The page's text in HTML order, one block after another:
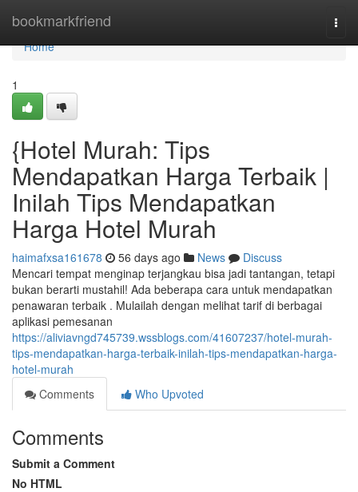
bookmarkfriend
Home
Home
1
{Hotel Murah: Tips
Mendapatkan Harga Terbaik |
Inilah Tips Mendapatkan
Harga Hotel Murah
haimafxsa161678 56 days ago News
Discuss
Mencari tempat menginap terjangkau bisa jadi tantangan, tetapi
bukan berarti mustahil! Ada beberapa cara untuk mendapatkan
penawaran terbaik . Mulailah dengan melihat tarif di berbagai
aplikasi pemesanan
https://aliviavngd745739.wssblogs.com/41607237/hotel-murah-
tips-mendapatkan-harga-terbaik-inilah-tips-mendapatkan-harga-
hotel-murah
Comments
Who Upvoted
Comments
Submit a Comment
No HTML